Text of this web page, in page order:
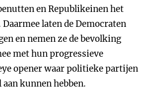
en Republikeinen het
laten de Democraten
en nemen ze de bevolking
met hun progressieve
opener waar politieke partijen
aan kunnen hebben.